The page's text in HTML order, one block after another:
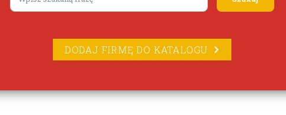
DODAJ FIRMĘ DO KATALOGU